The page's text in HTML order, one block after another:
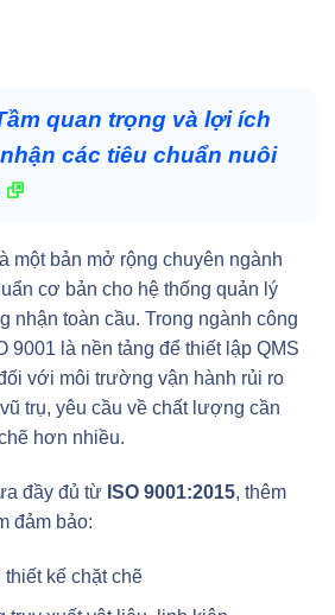
quan trọng và lợi ích
các tiêu chuẩn nuôi
một bản mở rộng chuyên ngành
cơ bản cho hệ thống quản lý
nhận toàn cầu. Trong ngành công
9001 là nền tảng để thiết lập QMS
với môi trường vận hành rủi ro
trụ, yêu cầu về chất lượng cần
hơn nhiều.
đầy đủ từ ISO 9001:2015, thêm
đảm bảo:
thiết kế chặt chẽ